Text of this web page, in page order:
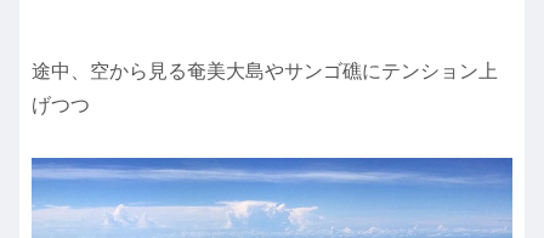
途中、空から見る奄美大島やサンゴ礁にテンション上
げつつ